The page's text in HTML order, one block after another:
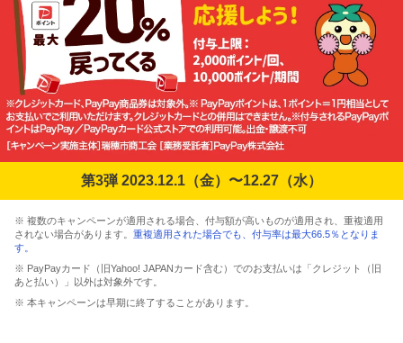
第3弾 2023.12.1（金）〜12.27（水）
※ 複数のキャンペーンが適用される場合、付与額が高いものが適用され、重複適用
されない場合があります。 重複適用された場合でも、付与率は最大66.5％となりま
す。
※ PayPayカード（旧Yahoo! JAPANカード含む）でのお支払いは「クレジット（旧
あと払い）」以外は対象外です。
※ 本キャンペーンは早期に終了することがあります。